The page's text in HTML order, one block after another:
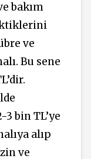
bakım
ve
Bu sene
bin TL’ye
alıp
ve